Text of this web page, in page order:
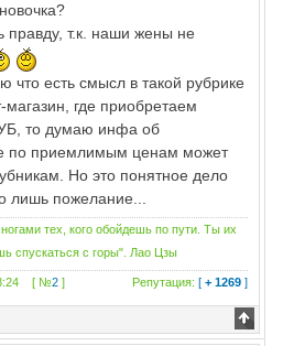
правду, т.к. наши жены не
что есть смысл в такой рубрике
магазин, где приобретаем
то думаю инфа об
по приемлимым ценам может
Но это понятное дело
лишь пожелание...
тех, кого обойдешь по пути. Ты их
спускаться с горы". Лао Цзы
[ №2 ] Репутация: [+ 1269 ]